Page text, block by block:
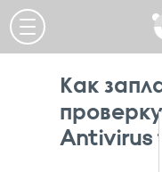
Как
Antivirus